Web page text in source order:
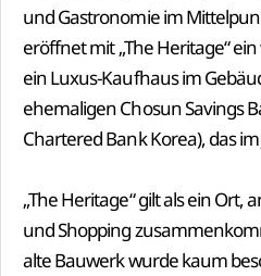
und Gastronomie im
eröffnet mit „The Heritage“
ein Luxus-Kaufhaus im
ehemaligen Chosun Savings
Chartered Bank Korea), das
„The Heritage“ gilt als ein Ort,
und Shopping
alte Bauwerk wurde kaum